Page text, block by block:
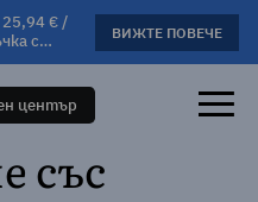
25,94 € /
с
ВИЖТЕ ПОВЕЧЕ
ВИЖΤΕ ПОВЕЧЕ
център
със